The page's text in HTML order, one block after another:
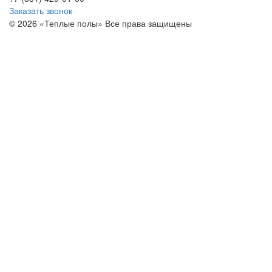
Заказать звонок
© 2026 «Теплые полы» Все права защищены